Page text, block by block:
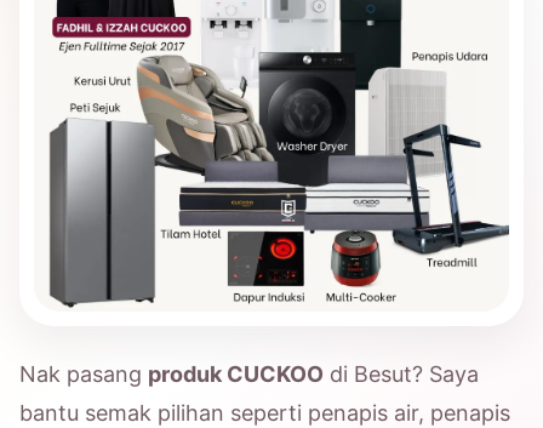
Nak pasang produk CUCKOO di Besut? Saya
bantu semak pilihan seperti penapis air, penapis